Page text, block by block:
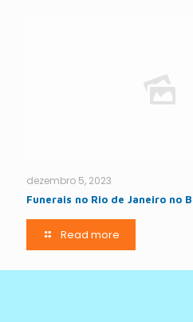
dezembro 5, 2023
Funerais no Rio de Janeiro no
Read more